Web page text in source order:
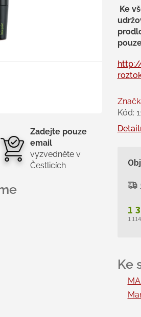
Zadejte pouze
email
vyzvedněte v
Čestlicích
1
1
Ke
Kód: